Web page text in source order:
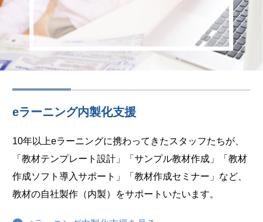
eラーニング内製化支援
10年以上eラーニングに携わってきたスタッフたちが、
「教材テンプレート設計」「サンプル教材作成」「教材
作成ソフト導入サポート」「教材作成セミナー」など、
教材の自社製作（内製）をサポートいたいます。